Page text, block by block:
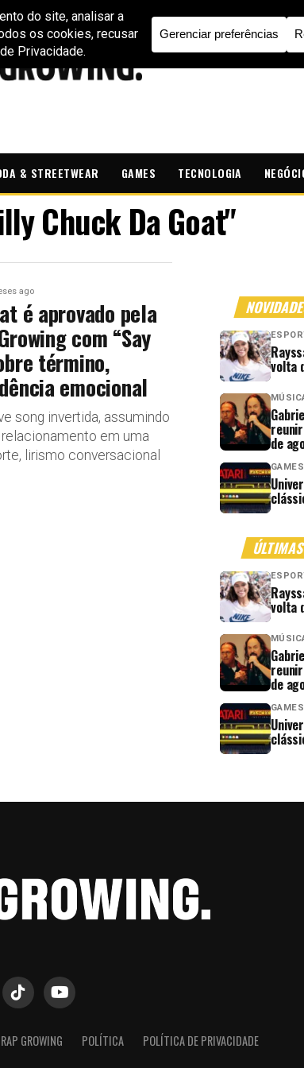
& STREETWEAR GAMES TECNOLOGIA
Chuck Da Goat"
ago
é aprovado pela
com “Say
término,
emocional
song invertida, assumindo
em uma
lirismo conversacional
volta
de
GAMES
ÚLTIMAS
volta
de
GAMES
GROWING POLÍTICA POLÍTICA DE PRIVACIDADE